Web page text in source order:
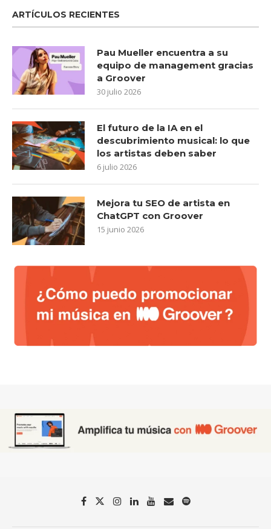
ARTÍCULOS RECIENTES
Pau Mueller encuentra a su
equipo de management gracias
a Groover
30 julio 2026
El futuro de la IA en el
descubrimiento musical: lo que
los artistas deben saber
6 julio 2026
Mejora tu SEO de artista en
ChatGPT con Groover
15 junio 2026